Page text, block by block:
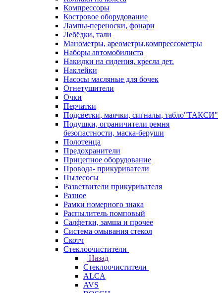
Компрессоры
Костровое оборудование
Лампы-переноски, фонари
Лебёдки, тали
Манометры, ареометры,компрессометры
Наборы автомобилиста
Накидки на сидения, кресла дет.
Наклейки
Насосы масляные для бочек
Огнетушители
Очки
Перчатки
Подсветки, маячки, сигналы, табло"ТАКСИ"
Подушки, ограничители ремня
безопастности, маска-беруши
Полотенца
Предохранители
Прицепное оборудование
Провода- прикуриватели
Пылесосы
Разветвители прикуривателя
Разное
Рамки номерного знака
Распылитель помповый
Салфетки, замша и прочее
Система омывания стекол
Скотч
Стеклоочистители
Назад
Стеклоочистители
ALCA
AVS